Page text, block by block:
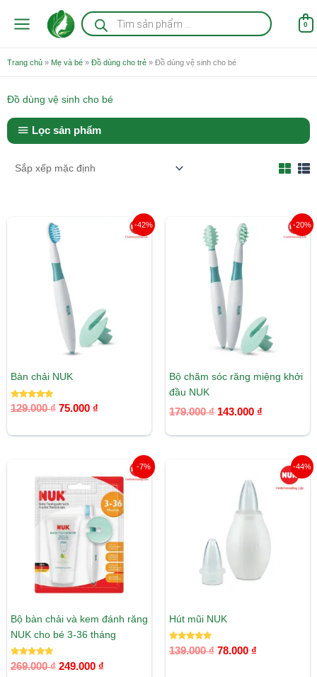
Tìm
kiếm
sản
0
Trang chủ » Mẹ và bé » Đồ dùng cho trẻ » Đồ dùng vệ sinh cho bé
Đồ dùng vệ sinh cho bé
Lọc sản phẩm
-42%
Bàn chải NUK
Được xếp
hạng
129.000₫
gốc
129.000 ₫.
75.000 ₫
-20%
Bộ chăm sóc răng miệng khởi
đầu NUK
179.000₫
gốc
là:
179.000 ₫.
143.000 ₫
-7%
Bộ bàn chải và kem đánh răng
NUK cho bé 3-36 tháng
Được xếp
hạng
269.000₫
gốc
là:
269.000 ₫.
249.000 ₫
hiện
tại
là:
249.000 ₫.
-44%
Hút mũi NUK
Được xếp
hạng
139.000₫
139.000 ₫.
78.000 ₫
là:
78.000 ₫.